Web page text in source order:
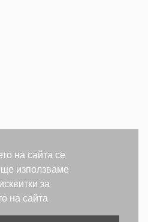
на сайта се
ще използваме
за
на сайта